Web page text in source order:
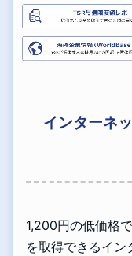
インターネ
1,200円の低価格
を取得できるイ